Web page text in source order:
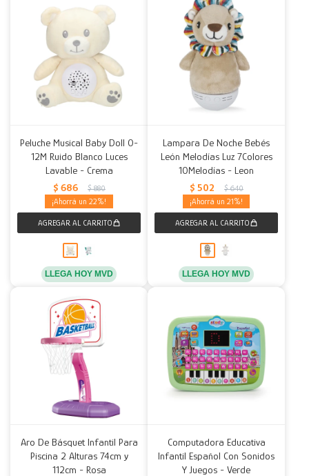
Peluche Musical Baby Doll 0-
12M Ruido Blanco Luces
Lavable - Crema
$ 686 $ 880
22
LLEGA HOY MVD
Lampara De Noche Bebés
León Melodías Luz 7Colores
10Melodías - Leon
$ 502 $ 640
21
LLEGA HOY MVD
Aro De Básquet Infantil Para
Piscina 2 Alturas 74cm y
112cm - Rosa
Computadora Educativa
Infantil Español Con Sonidos
Y Juegos - Verde